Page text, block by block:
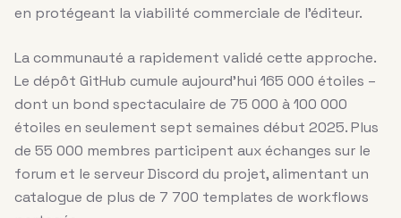
en protégeant la viabilité commerciale de l’éditeur.
La communauté a rapidement validé cette approche.
Le dépôt GitHub cumule aujourd’hui 165 000 étoiles –
dont un bond spectaculaire de 75 000 à 100 000
étoiles en seulement sept semaines début 2025. Plus
de 55 000 membres participent aux échanges sur le
forum et le serveur Discord du projet, alimentant un
catalogue de plus de 7 700 templates de workflows